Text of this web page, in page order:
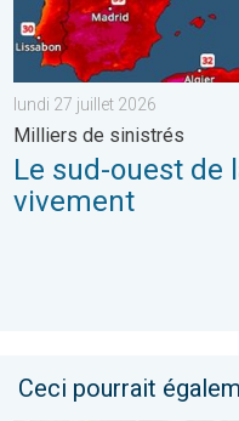
lundi 27 juillet 2026
Milliers de sinistrés
Le sud-ouest de
vivement
Ceci pourrait